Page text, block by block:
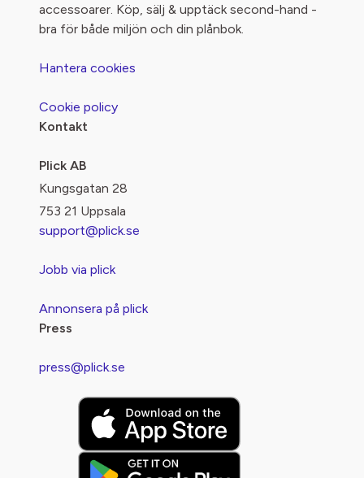
accessoarer. Köp, sälj & upptäck second-hand -
bra för både miljön och din plånbok.
Hantera cookies
Cookie policy
Kontakt
Plick AB
Kungsgatan 28
753 21 Uppsala
support@plick.se
Jobb via plick
Annonsera på plick
Press
press@plick.se